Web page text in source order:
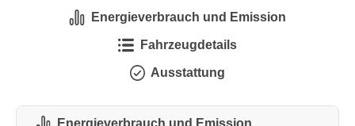
Energieverbrauch und Emission
Fahrzeugdetails
Ausstattung